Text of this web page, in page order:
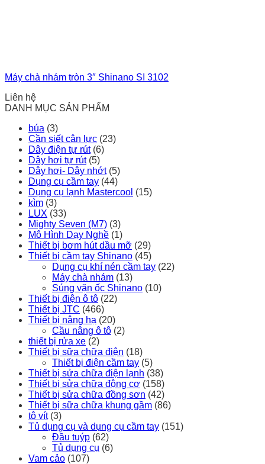
Máy chà nhám tròn 3″ Shinano SI 3102
Liên hệ
DANH MỤC SẢN PHẨM
búa (3)
Cần siết cân lực (23)
Dây điện tự rút (6)
Dây hơi tự rút (5)
Dây hơi- Dây nhớt (5)
Dụng cụ cầm tay (44)
Dụng cụ lạnh Mastercool (15)
kìm (3)
LUX (33)
Mighty Seven (M7) (3)
Mô Hình Dạy Nghề (1)
Thiết bị bơm hút dầu mỡ (29)
Thiết bị cầm tay Shinano (45)
Dụng cụ khí nén cầm tay (22)
Máy chà nhám (13)
Súng vặn ốc Shinano (10)
Thiết bị điện ô tô (22)
Thiết bị JTC (466)
Thiết bị nâng hạ (20)
Cầu nâng ô tô (2)
thiết bị rửa xe (2)
Thiết bị sữa chữa điện (18)
Thiết bị điện cầm tay (5)
Thiết bị sửa chữa điện lạnh (38)
Thiết bị sửa chữa động cơ (158)
Thiết bị sửa chữa đồng sơn (42)
Thiết bị sữa chữa khung gầm (86)
tô vít (3)
Tủ dụng cụ và dụng cụ cầm tay (151)
Đầu tuýp (62)
Tủ dụng cụ (6)
Vam cảo (107)